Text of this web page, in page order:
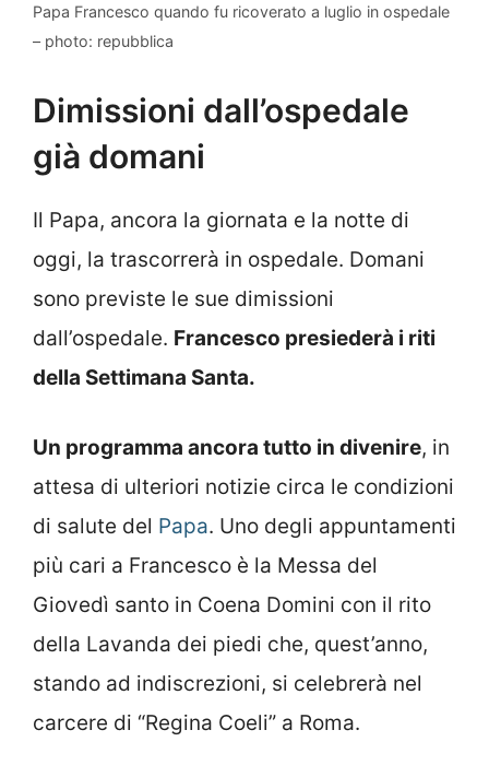
Papa Francesco quando fu ricoverato a luglio in ospedale
– photo: repubblica
Dimissioni dall’ospedale
già domani
Il Papa, ancora la giornata e la notte di
oggi, la trascorrerà in ospedale. Domani
sono previste le sue dimissioni
dall’ospedale. Francesco presiederà i riti
della Settimana Santa.
Un programma ancora tutto in divenire, in
attesa di ulteriori notizie circa le condizioni
di salute del Papa. Uno degli appuntamenti
più cari a Francesco è la Messa del
Giovedì santo in Coena Domini con il rito
della Lavanda dei piedi che, quest’anno,
stando ad indiscrezioni, si celebrerà nel
carcere di “Regina Coeli” a Roma.